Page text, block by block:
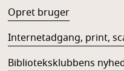
Opret bruger
Internetadgang, print,
Biblioteksklubbens